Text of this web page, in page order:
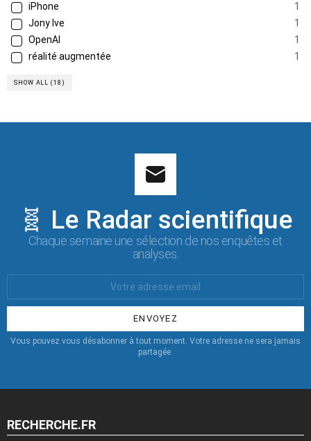
iPhone
1
Jony Ive
1
OpenAI
1
réalité augmentée
1
SHOW ALL (18)
🧬 Le Radar scientifique
Chaque semaine une sélection de nos enquêtes et
analyses.
:
Vous pouvez vous désabonner à tout moment. Votre adresse ne sera jamais
partagée.
RECHERCHE.FR